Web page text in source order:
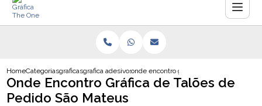
HomeCategoriasgraficasgrafica adesivosonde encontro grafica de taloes de
Onde Encontro Gráfica de Talões de
Pedido São Mateus